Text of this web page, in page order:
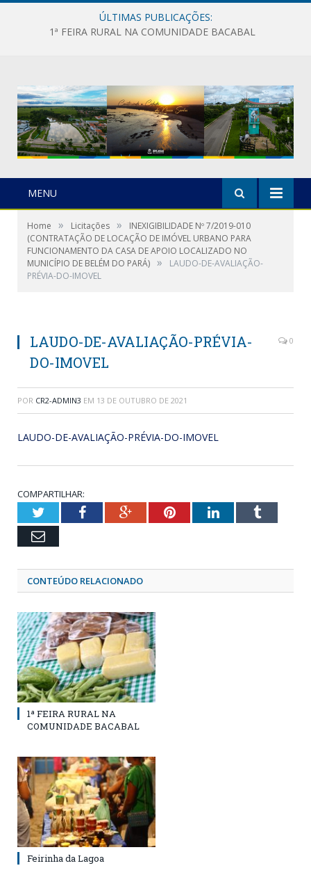
ÚLTIMAS PUBLICAÇÕES:
1ª FEIRA RURAL NA COMUNIDADE BACABAL
MENU
Home » Licitações »
INEXIGIBILIDADE Nº 7/2019-010
(CONTRATAÇÃO DE LOCAÇÃO DE IMÓVEL URBANO PARA
FUNCIONAMENTO DA CASA DE APOIO LOCALIZADO NO
MUNICÍPIO DE BELÉM DO PARÁ) »
LAUDO-DE-AVALIAÇÃO-
PRÉVIA-DO-IMOVEL
LAUDO-DE-AVALIAÇÃO-PRÉVIA-
DO-IMOVEL
0
POR CR2-ADMIN3 EM 13 DE OUTUBRO DE 2021
LAUDO-DE-AVALIAÇÃO-PRÉVIA-DO-IMOVEL
COMPARTILHAR:
TwitterFacebookGoogle+PinterestLinkedInTumblr
Email
CONTEÚDO RELACIONADO
1ª FEIRA RURAL NA
COMUNIDADE BACABAL
Feirinha da Lagoa